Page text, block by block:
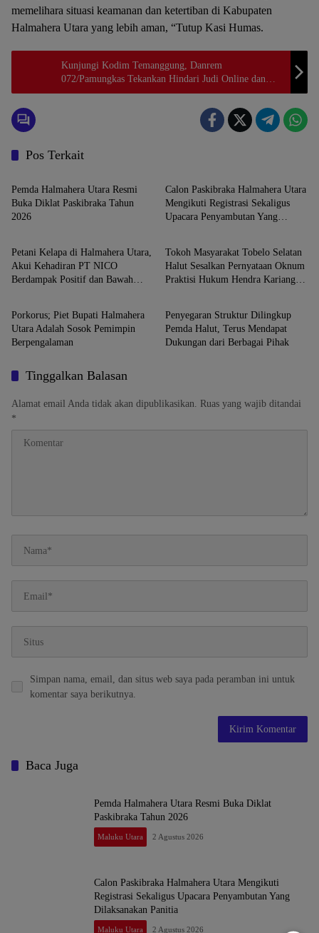
memelihara situasi keamanan dan ketertiban di Kabupaten
Halmahera Utara yang lebih aman, “Tutup Kasi Humas.
Kunjungi Kodim Temanggung, Danrem
072/Pamungkas Tekankan Hindari Judi Online dan
Pinjol
Pos Terkait
Maluku Utara
Pemda Halmahera Utara Resmi
Buka Diklat Paskibraka Tahun
2026
Calon Paskibraka Halmahera Utara
Mengikuti Registrasi Sekaligus
Upacara Penyambutan Yang
Maluku Utara
Petani Kelapa di Halmahera Utara,
Akui Kehadiran PT NICO
Berdampak Positif dan Bawah
Maluku Utara
Tokoh Masyarakat Tobelo Selatan
Halut Sesalkan Pernyataan Oknum
Praktisi Hukum Hendra Karianga
Maluku Utara
Porkorus; Piet Bupati Halmahera
Utara Adalah Sosok Pemimpin
Berpengalaman
Maluku Utara
Penyegaran Struktur Dilingkup
Pemda Halut, Terus Mendapat
Dukungan dari Berbagai Pihak
Tinggalkan Balasan
Alamat email Anda tidak akan dipublikasikan. Ruas yang wajib ditandai
*
Simpan nama, email, dan situs web saya pada peramban ini untuk
komentar saya berikutnya.
Baca Juga
Pemda Halmahera Utara Resmi Buka Diklat
Paskibraka Tahun 2026
Maluku Utara 2 Agustus 2026
Calon Paskibraka Halmahera Utara Mengikuti
Registrasi Sekaligus Upacara Penyambutan Yang
Dilaksanakan Panitia
Maluku Utara 2 Agustus 2026